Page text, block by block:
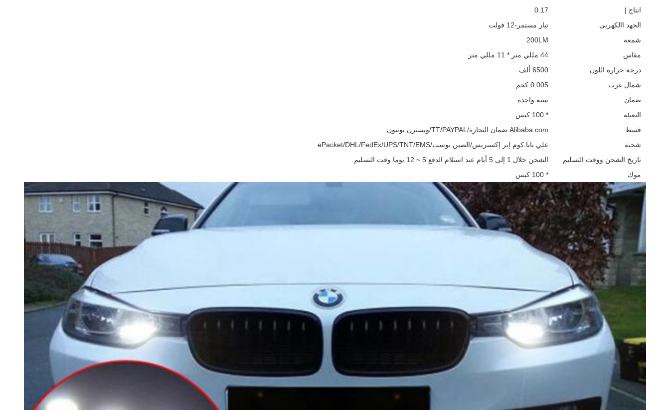
انتاج |
0.17
الجهد االكهربى
تيار مستمر-12 فولت
شمعة
200LM
مقاس
44 مللي متر * 11 مللي متر
درجة حرارة اللون
6500 ألف
شمال غرب
0.005 كجم
ضمان
سنة واحدة
التعبئة
* 100 كيس
قسط
Alibaba.com ضمان التجارة/TT/PAYPAL/ويسترن يونيون
شحنة
علي بابا.كوم إير إكسبريس/الصين بوست/ePacket/DHL/FedEx/UPS/TNT/EMS
تاريخ الشحن ووقت التسليم
الشحن خلال 1 إلى 5 أيام عند استلام الدفع.5 ~ 12 يوما وقت التسليم.
موك
* 100 كيس